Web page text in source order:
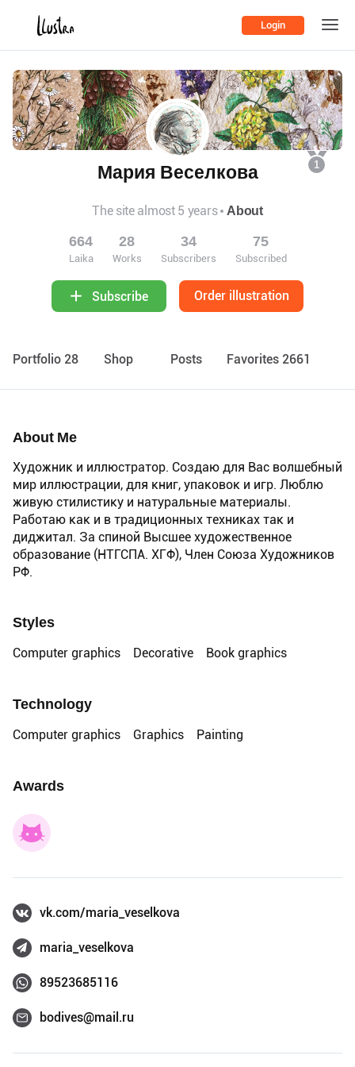
Login
1
Мария Веселкова
The site almost 5 years About
664
Laika
28
Works
34
Subscribers
75
Subscribed
Subscribe Order illustration
Portfolio 28 Shop Posts Favorites 2661
About Me
Художник и иллюстратор. Создаю для Вас волшебный
мир иллюстрации, для книг, упаковок и игр. Люблю
живую стилистику и натуральные материалы.
Работаю как и в традиционных техниках так и
диджитал. За спиной Высшее художественное
образование (НТГСПА. ХГФ), Член Союза Художников
РФ.
Styles
Computer graphics Decorative Book graphics
Technology
Computer graphics Graphics Painting
Awards
vk.com/maria_veselkova
maria_veselkova
89523685116
bodives@mail.ru